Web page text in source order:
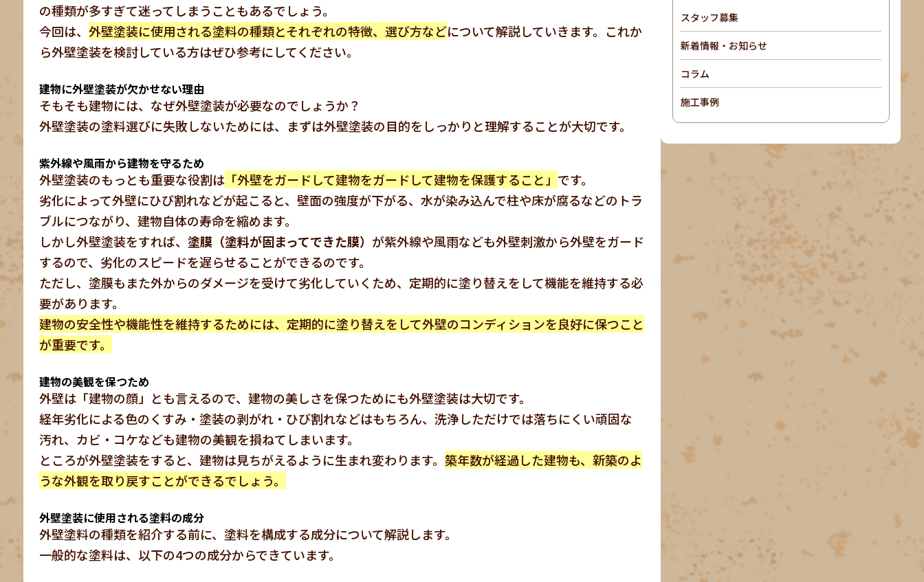
の種類が多すぎて迷ってしまうこともあるでしょう。
今回は、 外壁塗装に使用される塗料の種類とそれぞれの特徴、選び方などについて解説していきます。これか
ら外壁塗装を検討している方はぜひ参考にしてください。
建物に外壁塗装が欠かせない理由
そもそも建物には、なぜ外壁塗装が必要なのでしょうか？
外壁塗装の塗料選びに失敗しないためには、まずは外壁塗装の目的をしっかりと理解することが大切です。
紫外線や風雨から建物を守るため
外壁塗装のもっとも重要な役割は「外壁をガードして建物をガードして建物を保護すること」 です。
劣化によって外壁にひび割れなどが起こると、壁面の強度が下がる、水が染み込んで柱や床が腐るなどのトラ
ブルにつながり、建物自体の寿命を縮めます。
しかし外壁塗装をすれば、 塗膜（塗料が固まってできた膜） が紫外線や風雨なども外壁刺激から外壁をガード
するので、劣化のスピードを遅らせることができるのです。
ただし、塗膜もまた外からのダメージを受けて劣化していくため、定期的に塗り替えをして機能を維持する必
要があります。
建物の安全性や機能性を維持するためには、定期的に塗り替えをして外壁のコンディションを良好に保つこと
が重要です。
建物の美観を保つため
外壁は「建物の顔」とも言えるので、建物の美しさを保つためにも外壁塗装は大切です。
経年劣化による色のくすみ・塗装の剥がれ・ひび割れなどはもちろん、洗浄しただけでは落ちにくい頑固な
汚れ、カビ・コケなども建物の美観を損ねてしまいます。
ところが外壁塗装をすると、建物は見ちがえるように生まれ変わります。 築年数が経過した建物も、新築のよ
うな外観を取り戻すことができるでしょう。
外壁塗装に使用される塗料の成分
外壁塗料の種類を紹介する前に、塗料を構成する成分について解説します。
一般的な塗料は、以下の4つの成分からできています。
スタッフ募集
新着情報・お知らせ
コラム
施工事例